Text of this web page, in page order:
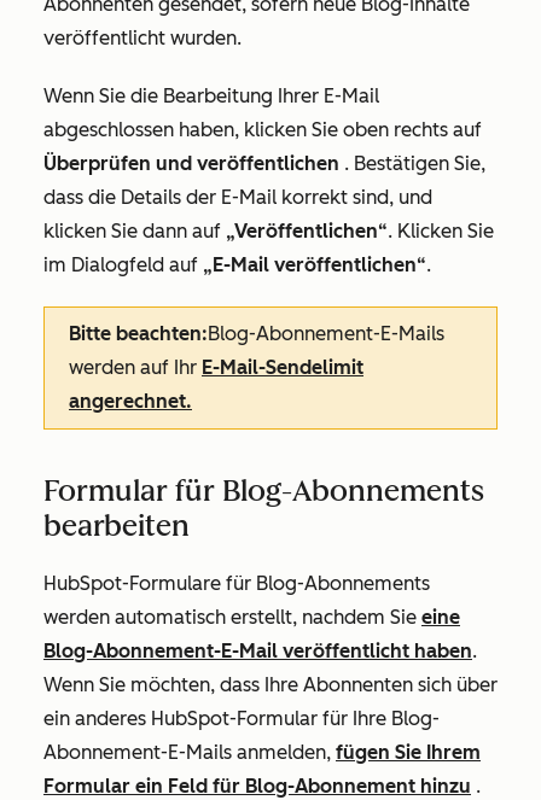
veröffentlicht wurden.
Wenn Sie die Bearbeitung Ihrer E-Mail
abgeschlossen haben, klicken Sie oben rechts auf
Überprüfen und veröffentlichen . Bestätigen Sie,
dass die Details der E-Mail korrekt sind, und
klicken Sie dann auf „Veröffentlichen“. Klicken Sie
im Dialogfeld auf „E-Mail veröffentlichen“.
Bitte beachten:Blog-Abonnement-E-Mails
werden auf Ihr E-Mail-Sendelimit
angerechnet.
Formular für Blog-Abonnements
bearbeiten
HubSpot-Formulare für Blog-Abonnements
werden automatisch erstellt, nachdem Sie eine
Blog-Abonnement-E-Mail veröffentlicht haben.
Wenn Sie möchten, dass Ihre Abonnenten sich über
ein anderes HubSpot-Formular für Ihre Blog-
Abonnement-E-Mails anmelden, fügen Sie Ihrem
Formular ein Feld für Blog-Abonnement hinzu .